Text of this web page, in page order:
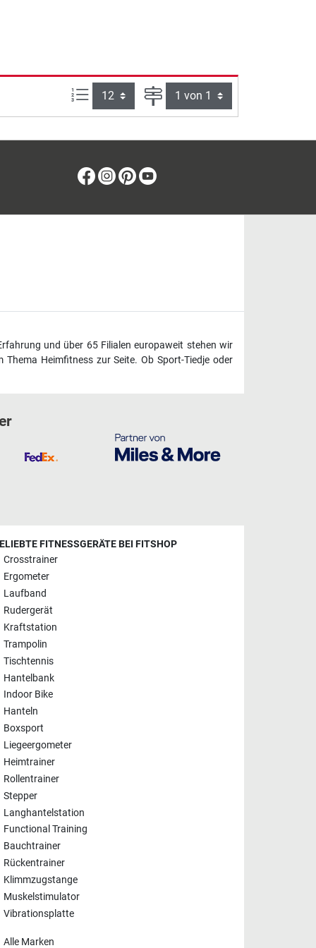
Artikel pro Seite: Seite
Facebook
Instagram
Pinterest
und über 65 Filialen europaweit stehen wir
Heimfitness zur Seite. Ob Sport-Tiedje oder
FITNESSGERÄTE BEI FITSHOP
Crosstrainer
Ergometer
Laufband
Rudergerät
Kraftstation
Trampolin
Tischtennis
Hantelbank
Indoor Bike
Hanteln
Boxsport
Liegeergometer
Heimtrainer
Rollentrainer
Stepper
Langhantelstation
Functional Training
Bauchtrainer
Rückentrainer
Klimmzugstange
Muskelstimulator
Vibrationsplatte
Alle Marken